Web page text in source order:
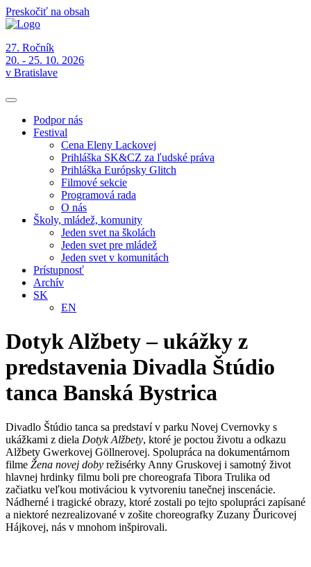
Preskočiť na obsah
27. Ročník
20. - 25. 10. 2026
v Bratislave
Podpor nás
Festival
Cena Eleny Lackovej
Prihláška SK&CZ za ľudské práva
Prihláška Európsky Glitch
Filmové sekcie
Programová rada
O nás
Školy, mládež, komunity
Jeden svet na školách
Jeden svet pre mládež
Jeden svet v komunitách
Prístupnosť
Archív
SK
EN
Dotyk Alžbety – ukážky z
predstavenia Divadla Štúdio
tanca Banská Bystrica
Divadlo Štúdio tanca sa predstaví v parku Novej Cvernovky s
ukážkami z diela Dotyk Alžbety, ktoré je poctou životu a odkazu
Alžbety Gwerkovej Göllnerovej. Spolupráca na dokumentárnom
filme Žena novej doby režisérky Anny Gruskovej i samotný život
hlavnej hrdinky filmu boli pre choreografa Tibora Trulika od
začiatku veľkou motiváciou k vytvoreniu tanečnej inscenácie.
Nádherné i tragické obrazy, ktoré zostali po tejto spolupráci zapísané
a niektoré nezrealizované v zošite choreografky Zuzany Ďuricovej
Hájkovej, nás v mnohom inšpirovali.